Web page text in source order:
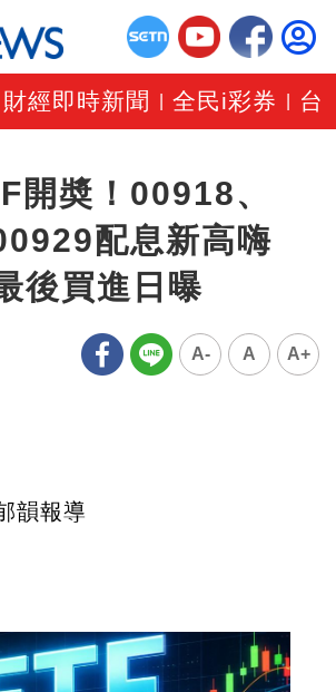
財經即時新聞 |全民i彩券 台
開奬！00918、
配息新高嗨
後買進日曝
A- A A+
韻報導